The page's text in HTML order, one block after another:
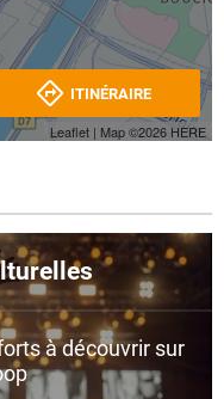
Leaflet | Map ©2026 HERE
ITINÉRAIRE
à découvrir sur